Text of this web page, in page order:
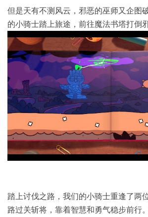
但是天有不测风云，邪恶的巫师又企图
的小骑士踏上旅途，前往魔法书塔打倒
踏上讨伐之路，我们的小骑士重逢了两
路过关斩将，靠着智慧和勇气稳步前行